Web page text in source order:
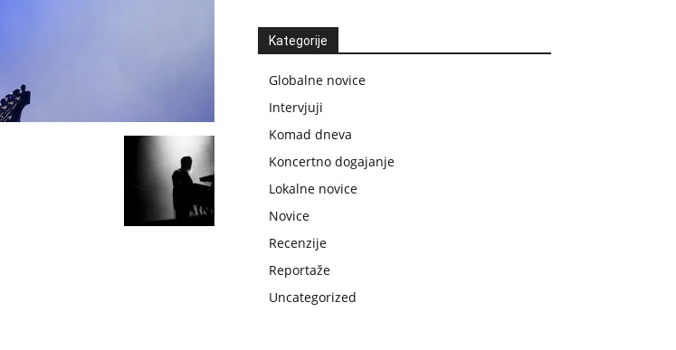
Kategorije
Globalne novice
Intervjuji
Komad dneva
Koncertno dogajanje
Lokalne novice
Novice
Recenzije
Reportaže
Uncategorized